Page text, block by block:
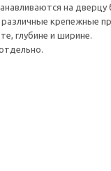
на
крепежные
глубине и ширине.